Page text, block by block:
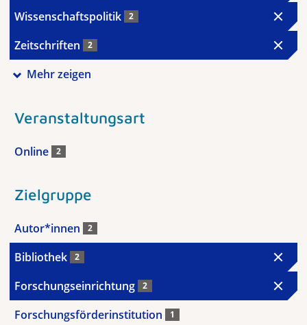
Wissenschaftspolitik 2
Zeitschriften 2
Mehr zeigen
Veranstaltungsart
Online 2
Zielgruppe
Autor*innen 2
Bibliothek 2
Forschungseinrichtung 2
Forschungsförderinstitution 1